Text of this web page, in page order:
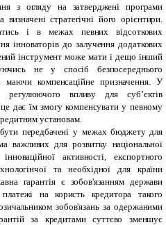
з огляду на затверджені програми
визначені стратегічні його орієнтири.
і в межах певних відсоткових
інноваторів до залучення додаткових
інструмент може мати і дещо інший
не у спосіб безпосереднього
маючи компенсаційне призначення. У
регулюючого впливу для суб’єктів
дає їм змогу компенсувати у певному
установам.
передбачені у межах бюджету для
важливих для розвитку національної
активності, експортного
та необхідної для країни
гарантія є зобов'язанням держави
на користь кредитора такого
зобов'язань за одержаними
за кредитами суттєво зменшує